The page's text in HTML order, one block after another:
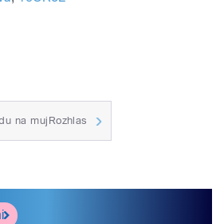
na mujRozhlas